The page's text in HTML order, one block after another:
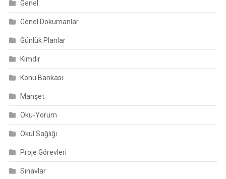
Genel
Genel Dokümanlar
Günlük Planlar
Kimdir
Konu Bankası
Manşet
Oku-Yorum
Okul Sağlığı
Proje Görevleri
Sınavlar